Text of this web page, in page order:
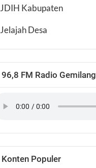
JDIH Kabupaten
Jelajah Desa
96,8 FM Radio Gemilang
Konten Populer